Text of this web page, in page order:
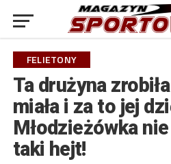
FELIETONY
Ta drużyna
miała i za to jej
Młodzieżówka nie
taki hejt!